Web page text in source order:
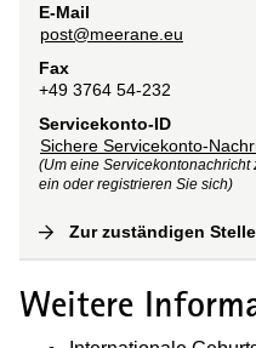
E-Mail
post@meerane.eu
Fax
+49 3764 54-232
Servicekonto-ID
Sichere Servicekonto-
(Um eine
ein oder registrieren Sie sich)
Zur zuständigen Stelle
Weitere